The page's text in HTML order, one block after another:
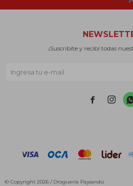
¡Suscribite y recibí todas
 
© Copyright 2026 / Droguería Paysandú